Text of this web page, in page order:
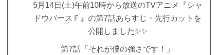
5月14日(土)午前10時から放送のTVアニメ『シャ
ドウバースＦ』の第7話あらすじ・先行カットを
公開しました✨✨
第7話「それが僕の強さです！」